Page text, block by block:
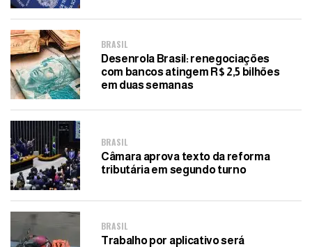
BRASIL
Desenrola Brasil: renegociações
com bancos atingem R$ 2,5 bilhões
em duas semanas
BRASIL
Câmara aprova texto da reforma
tributária em segundo turno
BRASIL
Trabalho por aplicativo será